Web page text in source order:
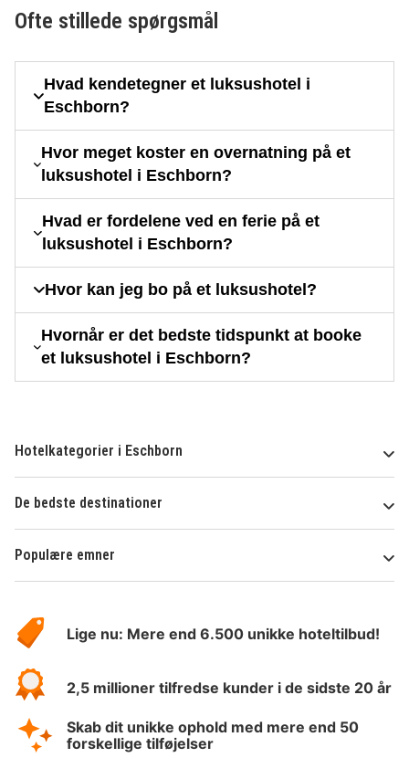
Ofte stillede spørgsmål
Hvad kendetegner et luksushotel i
Eschborn?
Hvor meget koster en overnatning på et
luksushotel i Eschborn?
Hvad er fordelene ved en ferie på et
luksushotel i Eschborn?
Hvor kan jeg bo på et luksushotel?
Hvornår er det bedste tidspunkt at booke
et luksushotel i Eschborn?
Hotelkategorier i Eschborn
De bedste destinationer
Populære emner
HotelSpecials
Lige nu: Mere end 6.500 unikke hoteltilbud!
2,5 millioner tilfredse kunder i de sidste 20 år
Skab dit unikke ophold med mere end 50
forskellige tilføjelser